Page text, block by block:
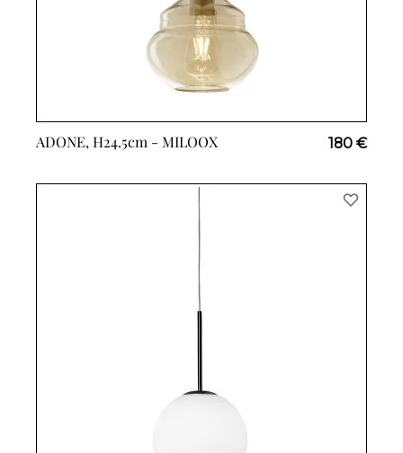
ADONE, H24.5cm - MILOOX 180 €